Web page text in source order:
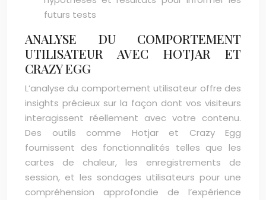
futurs tests
ANALYSE DU COMPORTEMENT
UTILISATEUR AVEC HOTJAR ET
CRAZY EGG
L’analyse du comportement utilisateur offre des
insights précieux sur la façon dont vos visiteurs
interagissent réellement avec votre contenu.
Des outils comme Hotjar et Crazy Egg
fournissent des fonctionnalités telles que les
cartes de chaleur, les enregistrements de
session, et les sondages utilisateurs pour une
compréhension approfondie de l’expérience